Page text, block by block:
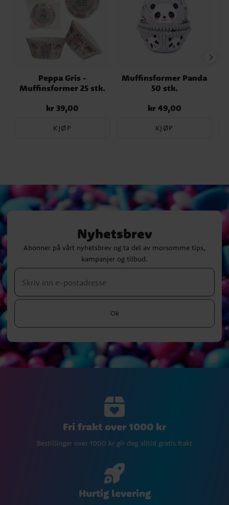
Peppa Gris -
Muffinsformer 25 stk.
Pris:kr 39,00
kr 39,00
KJØP
Muffinsformer Panda
50 stk.
Pris:kr 49,00
kr 49,00
KJØP
Nyhetsbrev
Abonner på vårt nyhetsbrev og ta del av morsomme tips,
kampanjer og tilbud.
Ok
Fri frakt over 1000 kr
Bestillinger over 1000 kr gir deg alltid gratis frakt
Hurtig levering